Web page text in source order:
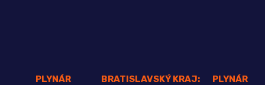
PLYNÁR
BRATISLAVSKÝ KRAJ:
PLYNÁR